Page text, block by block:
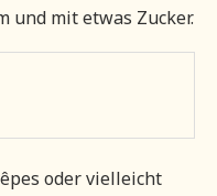
und mit etwas Zucker.
oder vielleicht